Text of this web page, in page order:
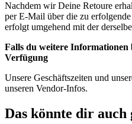
Nachdem wir Deine Retoure
per E-Mail über die zu
erfolgt umgehend mit der
Falls du weitere Informationen
Verfügung
Unsere Geschäftszeiten und
unseren Vendor-Infos.
Das könnte dir auch